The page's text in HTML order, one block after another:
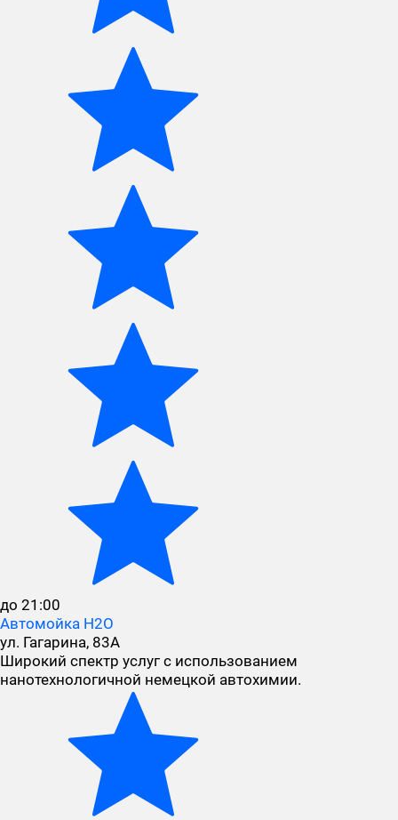
до 21:00
Автомойка H2O
ул. Гагарина, 83А
Широкий спектр услуг с использованием
нанотехнологичной немецкой автохимии.